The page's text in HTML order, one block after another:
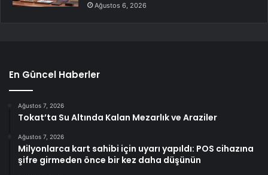
Ağustos 6, 2026
En Güncel Haberler
Ağustos 7, 2026
Tokat’ta Su Altında Kalan Mezarlık ve Araziler
Ağustos 7, 2026
Milyonlarca kart sahibi için uyarı yapıldı: POS cihazına
şifre girmeden önce bir kez daha düşünün